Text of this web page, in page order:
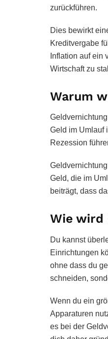
zurückführen.
Dies bewirkt
Kreditvergabe
Inflation auf ein
Wirtschaft zu
Warum
Geld im Umlauf
Rezession
Geld, die im
beiträgt, dass
Wie wird
Du kannst
Einrichtungen
ohne dass du
schneiden,
Wenn du ein
Apparaturen
es bei der